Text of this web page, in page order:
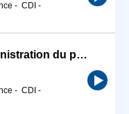
- CDI -
- Gestionnaire de Paie et Administration du personnel
- CDI -